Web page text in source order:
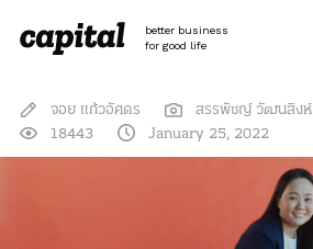
content
better business
for good life
จอย แก้วอัศดร
สรรพัชญ์ วัฒนสิงห์
18443
January 25, 2022